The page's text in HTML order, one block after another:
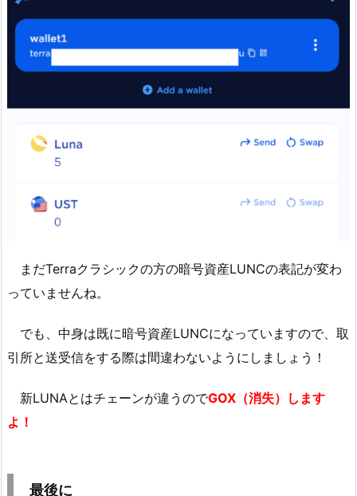
まだTerraクラシックの方の暗号資産LUNCの表記が変わ
っていませんね。
でも、中身は既に暗号資産LUNCになっていますので、取
引所と送受信をする際は間違わないようにしましょう！
新LUNAとはチェーンが違うのでGOX（消失）します
よ！
最後に